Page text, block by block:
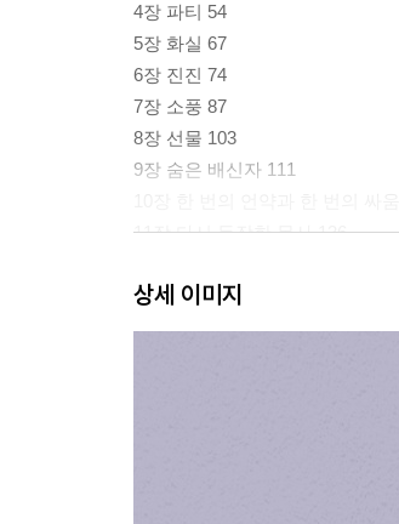
4장 파티 54
5장 화실 67
6장 진진 74
7장 소풍 87
8장 선물 103
9장 숨은 배신자 111
11장 다시 등장한 목사 136
13장 의무로의 복귀 159
14장 폭행 166
상세 이미지